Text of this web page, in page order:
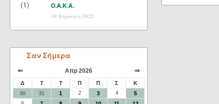
Ο.Α.Κ.Α.
30 Απριλίου 2022
Σαν Σήμερα
⇐ Απρ 2026 ⇒
Δ Τ Τ Π Π Σ
Κ
30
31 1 2 3 4
5